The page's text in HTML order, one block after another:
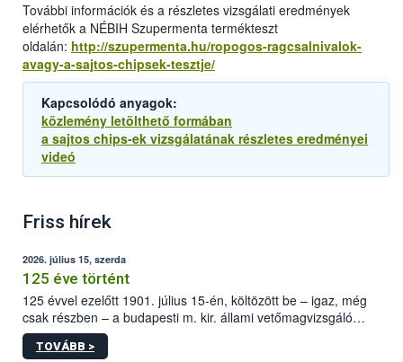
További információk és a részletes vizsgálati eredmények
elérhetők a NÉBIH Szupermenta termékteszt
oldalán: http://szupermenta.hu/ropogos-ragcsalnivalok-
avagy-a-sajtos-chipsek-tesztje/
Kapcsolódó anyagok:
közlemény letölthető formában
a sajtos chips-ek vizsgálatának részletes eredményei
videó
Friss hírek
2026. július 15, szerda
125 éve történt
125 évvel ezelőtt 1901. július 15-én, költözött be – igaz, még
csak részben – a budapesti m. kir. állami vetőmagvizsgáló
állomás a Kis Rókus utca 15. szám alatti, Czigler Győző által
tervezett új épületébe.
TOVÁBB >